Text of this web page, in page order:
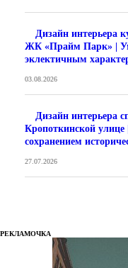
Дизайн интерьера
ЖК «Прайм Парк» |
эклектичным
03.08.2026
Дизайн интерьера
Кропоткинской
сохранением
27.07.2026
РЕКЛАМОЧКА